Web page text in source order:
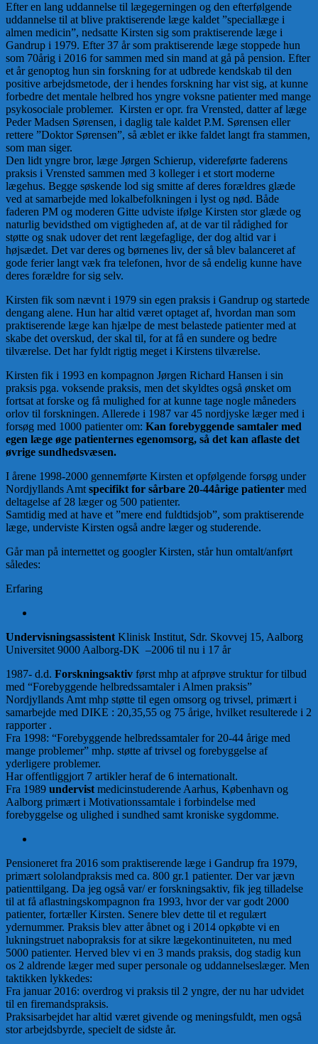
Efter en lang uddannelse til lægegerningen og den efterfølgende
uddannelse til at blive praktiserende læge kaldet ”speciallæge i
almen medicin”, nedsatte Kirsten sig som praktiserende læge i
Gandrup i 1979. Efter 37 år som praktiserende læge stoppede hun
som 70årig i 2016 for sammen med sin mand at gå på pension. Efter
et år genoptog hun sin forskning for at udbrede kendskab til den
positive arbejdsmetode, der i hendes forskning har vist sig, at kunne
forbedre det mentale helbred hos yngre voksne patienter med mange
psykosociale problemer. Kirsten er opr. fra Vrensted, datter af læge
Peder Madsen Sørensen, i daglig tale kaldet P.M. Sørensen eller
rettere ”Doktor Sørensen”, så æblet er ikke faldet langt fra stammen,
som man siger.
Den lidt yngre bror, læge Jørgen Schierup, videreførte faderens
praksis i Vrensted sammen med 3 kolleger i et stort moderne
lægehus. Begge søskende lod sig smitte af deres forældres glæde
ved at samarbejde med lokalbefolkningen i lyst og nød. Både
faderen PM og moderen Gitte udviste ifølge Kirsten stor glæde og
naturlig bevidsthed om vigtigheden af, at de var til rådighed for
støtte og snak udover det rent lægefaglige, der dog altid var i
højsædet. Det var deres og børnenes liv, der så blev balanceret af
gode ferier langt væk fra telefonen, hvor de så endelig kunne have
deres forældre for sig selv.
Kirsten fik som nævnt i 1979 sin egen praksis i Gandrup og startede
dengang alene. Hun har altid været optaget af, hvordan man som
praktiserende læge kan hjælpe de mest belastede patienter med at
skabe det overskud, der skal til, for at få en sundere og bedre
tilværelse. Det har fyldt rigtig meget i Kirstens tilværelse.
Kirsten fik i 1993 en kompagnon Jørgen Richard Hansen i sin
praksis pga. voksende praksis, men det skyldtes også ønsket om
fortsat at forske og få mulighed for at kunne tage nogle måneders
orlov til forskningen. Allerede i 1987 var 45 nordjyske læger med i
forsøg med 1000 patienter om: Kan forebyggende samtaler med
egen læge øge patienternes egenomsorg, så det kan aflaste det
øvrige sundhedsvæsen.
I årene 1998-2000 gennemførte Kirsten et opfølgende forsøg under
Nordjyllands Amt specifikt for sårbare 20-44årige patienter med
deltagelse af 28 læger og 500 patienter.
Samtidig med at have et ”mere end fuldtidsjob”, som praktiserende
læge, underviste Kirsten også andre læger og studerende.
Går man på internettet og googler Kirsten, står hun omtalt/anført
således:
Erfaring
Undervisningsassistent Klinisk Institut, Sdr. Skovvej 15, Aalborg
Universitet 9000 Aalborg-DK –2006 til nu i 17 år
1987- d.d. Forskningsaktiv først mhp at afprøve struktur for tilbud
med “Forebyggende helbredssamtaler i Almen praksis”
Nordjyllands Amt mhp støtte til egen omsorg og trivsel, primært i
samarbejde med DIKE : 20,35,55 og 75 årige, hvilket resulterede i 2
rapporter .
Fra 1998: “Forebyggende helbredssamtaler for 20-44 årige med
mange problemer” mhp. støtte af trivsel og forebyggelse af
yderligere problemer.
Har offentliggjort 7 artikler heraf de 6 internationalt.
Fra 1989 undervist medicinstuderende Aarhus, København og
Aalborg primært i Motivationssamtale i forbindelse med
forebyggelse og ulighed i sundhed samt kroniske sygdomme.
Pensioneret fra 2016 som praktiserende læge i Gandrup fra 1979,
primært sololandpraksis med ca. 800 gr.1 patienter. Der var jævn
patienttilgang. Da jeg også var/ er forskningsaktiv, fik jeg tilladelse
til at få aflastningskompagnon fra 1993, hvor der var godt 2000
patienter, fortæller Kirsten. Senere blev dette til et regulært
ydernummer. Praksis blev atter åbnet og i 2014 opkøbte vi en
lukningstruet nabopraksis for at sikre lægekontinuiteten, nu med
5000 patienter. Herved blev vi en 3 mands praksis, dog stadig kun
os 2 aldrende læger med super personale og uddannelseslæger. Men
taktikken lykkedes:
Fra januar 2016: overdrog vi praksis til 2 yngre, der nu har udvidet
til en firemandspraksis.
Praksisarbejdet har altid været givende og meningsfuldt, men også
stor arbejdsbyrde, specielt de sidste år.